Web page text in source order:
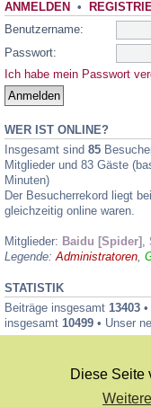
Diese Seite
ANMELDEN •
Benutzername:
Passwort:
Ich habe mein Passwort
WER IST ONLINE?
Insgesamt sind 85
Mitglieder und 83 Gäste
Minuten)
Der Besucherrekord liegt bei
gleichzeitig online waren.
Mitglieder: Baidu [Spider] ,
Legende:Administratoren,
STATISTIK
Beiträge insgesamt 13403
insgesamt 10499 • Unser